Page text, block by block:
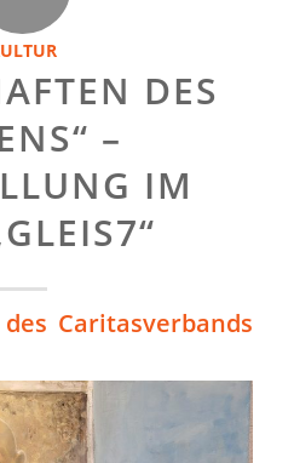
DES
–
IM
Caritasverbands